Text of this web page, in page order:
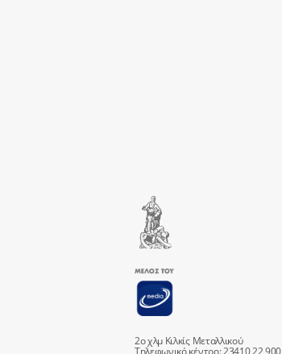
2ο χλμ Κιλκίς Μεταλλικού
Τηλεφωνικό κέντρο: 23410 22 900